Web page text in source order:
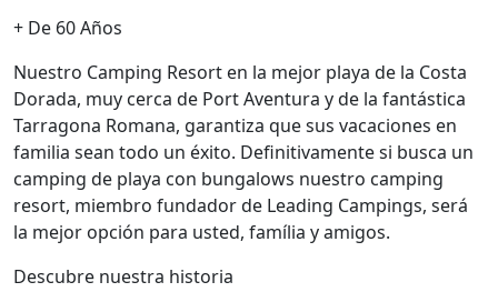
+ De 60 Años
Nuestro Camping Resort en la mejor playa de la Costa
Dorada, muy cerca de Port Aventura y de la fantástica
Tarragona Romana, garantiza que sus vacaciones en
familia sean todo un éxito. Definitivamente si busca un
camping de playa con bungalows nuestro camping
resort, miembro fundador de Leading Campings, será
la mejor opción para usted, família y amigos.
Descubre nuestra historia